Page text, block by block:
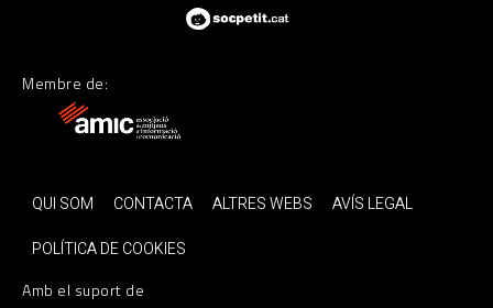
Membre de:
QUI SOM CONTACTA ALTRES WEBS
AVÍS LEGAL
POLÍTICA DE COOKIES
Amb el suport de